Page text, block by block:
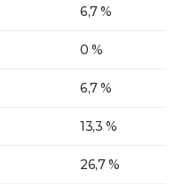
6,7 %
0 %
6,7 %
13,3 %
26,7 %